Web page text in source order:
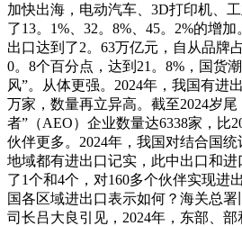
加快出海，电动汽车、3D打印机、
了13。1%、32。8%、45。2%的增
出口达到了2。63万亿元，自从品牌
0。8个百分点，达到21。8%，国货
风”。从体更强。2024年，我国有进
万家，数量再立异高。截至2024岁
者”（AEO）企业数量达6338家，比
伙伴更多。2024年，我国对结合国
地域都有进出口记实，此中出口和进
了1个和4个，对160多个伙伴实现进
国各区域进出口表示如何？海关总
司长吕大良引见，2024年，东部、